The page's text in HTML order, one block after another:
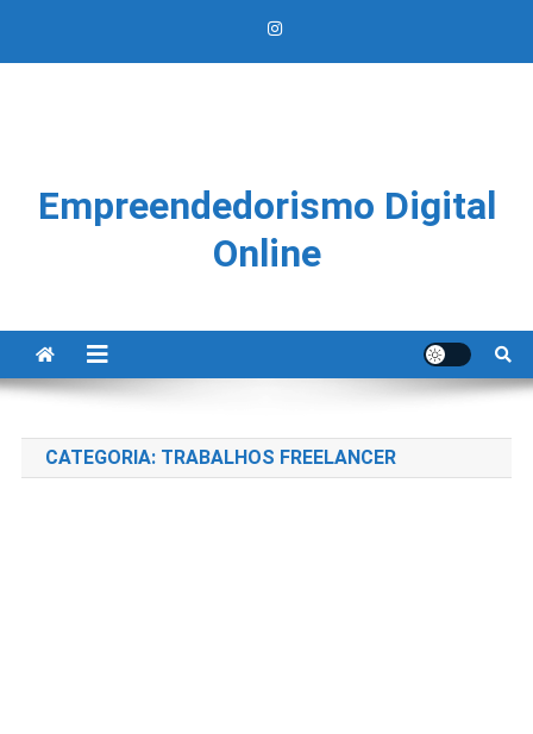
Empreendedorismo Digital
Online
CATEGORIA: TRABALHOS FREELANCER